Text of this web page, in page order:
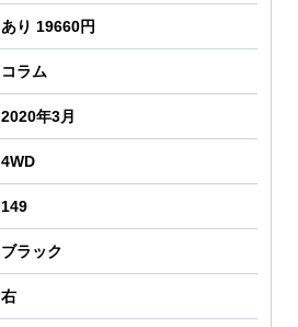
あり 19660円
コラム
2020年3月
4WD
149
ブラック
右